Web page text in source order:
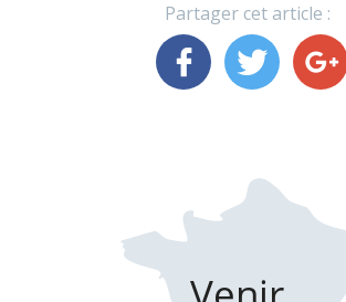
Partager cet article :